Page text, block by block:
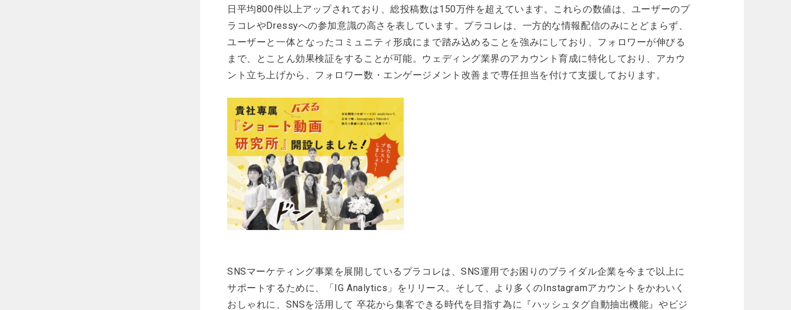
日平均800件以上アップされており、総投稿数は150万件を超えています。これらの数値は、ユーザーのプ
ラコレやDressyへの参加意識の高さを表しています。プラコレは、一方的な情報配信のみにとどまらず、
ユーザーと一体となったコミュニティ形成にまで踏み込めることを強みにしており、フォロワーが伸びる
まで、とことん効果検証をすることが可能。ウェディング業界のアカウント育成に特化しており、アカウ
ント立ち上げから、フォロワー数・エンゲージメント改善まで専任担当を付けて支援しております。
SNSマーケティング事業を展開しているプラコレは、SNS運用でお困りのブライダル企業を今まで以上に
サポートするために、「IG Analytics」をリリース。そして、より多くのInstagramアカウントをかわいく
おしゃれに、SNSを活用して 卒花から集客できる時代を目指す為に『ハッシュタグ自動抽出機能』やビジ